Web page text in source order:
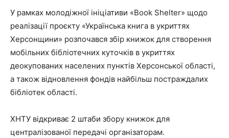
У рамках молодіжної ініціативи «Book Shelter» щодо
реалізації проєкту «Українська книга в укриттях
Херсонщини» розпочався збір книжок для створення
мобільних бібліотечних куточків в укриттях
деокупованих населених пунктів Херсонської області,
а також відновлення фондів найбільш постраждалих
бібліотек області.
ХНТУ відкриває 2 штаби збору книжок для
централізованої передачі організаторам.